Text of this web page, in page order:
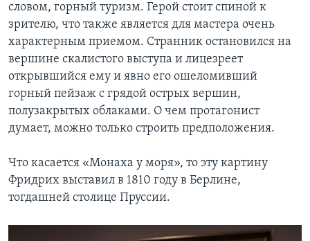
словом, горный туризм. Герой стоит спиной к
зрителю, что также является для мастера очень
характерным приемом. Странник остановился на
вершине скалистого выступа и лицезреет
открывшийся ему и явно его ошеломивший
горный пейзаж с грядой острых вершин,
полузакрытых облаками. О чем протагонист
думает, можно только строить предположения.
Что касается «Монаха у моря», то эту картину
Фридрих выставил в 1810 году в Берлине,
тогдашней столице Пруссии.